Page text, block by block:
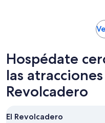
Hospédate
las
Revolcadero
El Revolcadero